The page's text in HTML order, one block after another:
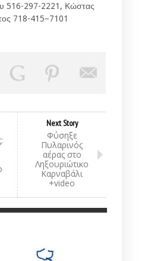
516-297-2221, Κώστας
718-415–7101
Next Story
Φύσηξε
Πυλαρινός
αέρας στο
Ληξουριώτικο
Καρναβάλι
+video